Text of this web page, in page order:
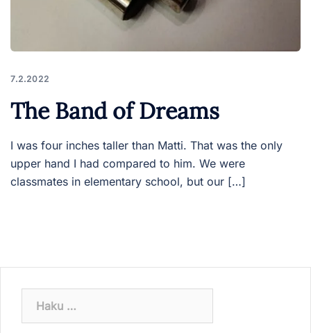
7.2.2022
The Band of Dreams
I was four inches taller than Matti. That was the only
upper hand I had compared to him. We were
classmates in elementary school, but our […]